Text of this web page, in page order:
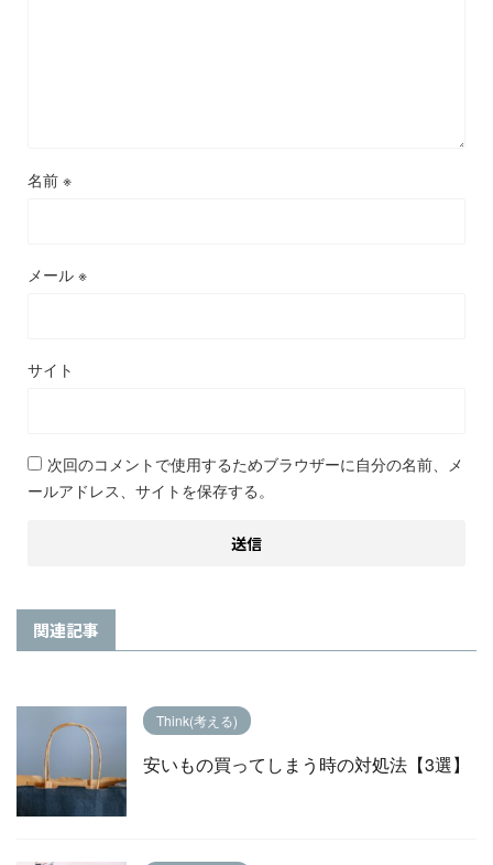
名前 ※
メール ※
サイト
次回のコメントで使用するためブラウザーに自分の名前、メ
ールアドレス、サイトを保存する。
関連記事
Think(考える)
安いもの買ってしまう時の対処法【3選】